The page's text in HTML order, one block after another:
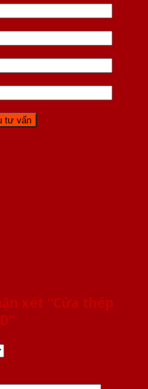
xét “Cửa thép